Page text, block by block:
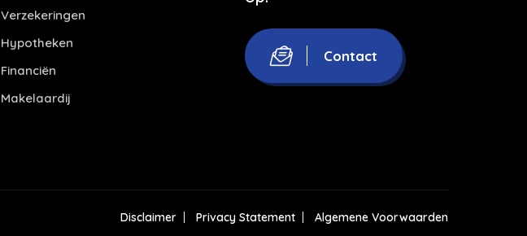
Verzekeringen
Hypotheken
Financiën
Makelaardij
Contact
Disclaimer Privacy Statement Algemene Voorwaarden